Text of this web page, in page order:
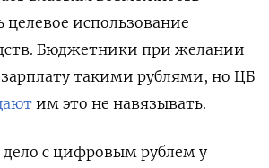
целевое использование
Бюджетники при желании
такими рублями, но ЦБ
им это не навязывать.
с цифровым рублем у